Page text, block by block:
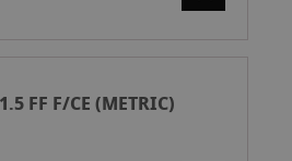
FF F/CE (METRIC)